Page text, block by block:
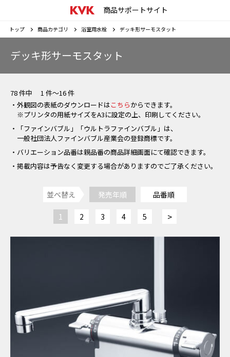
商品サポートサイト
トップ 商品カテゴリ 浴室用水栓 デッキ形サーモスタット
デッキ形サーモスタット
78 件中 1 件～16 件
・外観図の表紙のダウンロードはこちらからできます。
※プリンタの用紙サイズをA3に設定の上、印刷してください。
・「ファインバブル」「ウルトラファインバブル」は、
一般社団法人ファインバブル産業会の登録商標です。
・バリエーション品番は親品番の商品詳細画面にて確認できます。
・掲載内容は予告なく変更する場合がありますのでご了承ください。
並べ替え 発売年順 品番順
1 2 3 4 5 >